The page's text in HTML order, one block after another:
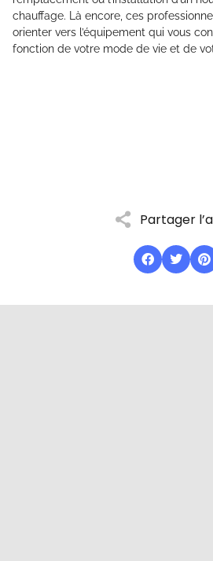
Partager
chauffage. Là encore, ces
orienter vers l’équipement qui vous
fonction de votre mode de vie et de